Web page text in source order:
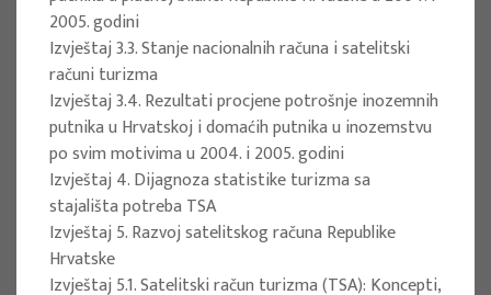
Project manager
Neven Ivandić
Client : Ministarstvo turizma i sporta RH
Implementation period : 2022. - 2026.
More
EU PROJECTS
2005. godini
Izvještaj 3.3. Stanje nacionalnih računa i satelitski
računi turizma
Izvještaj 3.4. Rezultati procjene potrošnje inozemnih
putnika u Hrvatskoj i domaćih putnika u inozemstvu
po svim motivima u 2004. i 2005. godini
Izvještaj 4. Dijagnoza statistike turizma sa
stajališta potreba TSA
Izvještaj 5. Razvoj satelitskog računa Republike
Hrvatske
Izvještaj 5.1. Satelitski račun turizma (TSA): Koncepti,